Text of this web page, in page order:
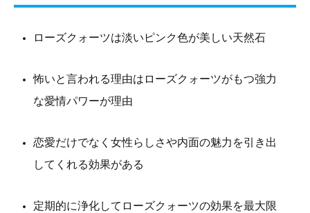
ローズクォーツは淡いピンク色が美しい天然石
怖いと言われる理由はローズクォーツがもつ強力
な愛情パワーが理由
恋愛だけでなく女性らしさや内面の魅力を引き出
してくれる効果がある
定期的に浄化してローズクォーツの効果を最大限